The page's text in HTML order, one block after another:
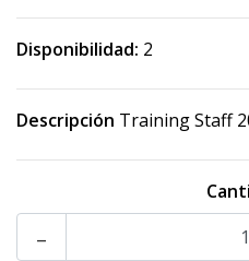
Disponibilidad: 2
Descripción Training Staff
-